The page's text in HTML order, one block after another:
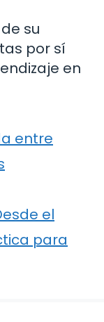
su
por sí
en
entre
el
para